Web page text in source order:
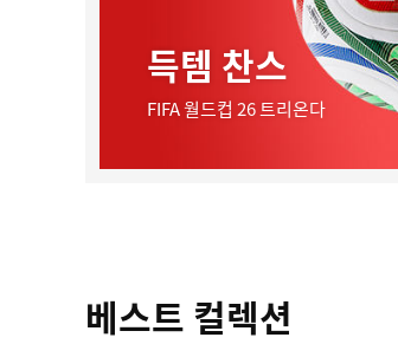
득템 찬스
FIFA 월드컵 26 트리온다
베스트 컬렉션